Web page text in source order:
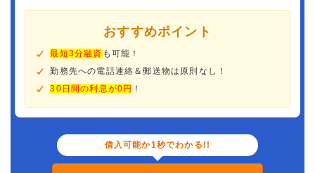
おすすめポイント
最短3分融資 も可能！
勤務先への電話連絡＆郵送物は原則なし！
30日間の利息が0円 ！
借入可能か1秒でわかる!!